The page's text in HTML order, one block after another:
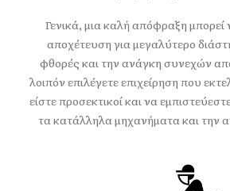
Γενικά, μια καλή απόφραξη μπορεί
αποχέτευση για μεγαλύτερο
φθορές και την ανάγκη συνεχών
λοιπόν επιλέγετε επιχείρηση που
είστε προσεκτικοί και να
τα κατάλληλα μηχανήματα και την